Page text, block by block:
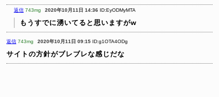
返信 743mg 2020年10月11日 14:36 ID:EyODMyMTA
もうすでに湧いてると思いますがw
返信 743mg 2020年10月11日 09:15 ID:g1OTA4ODg
サイトの方針がブレブレな感じだな